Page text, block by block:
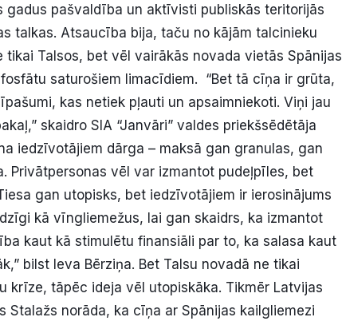
gadus pašvaldība un aktīvisti publiskās teritorijās
talkas. Atsaucība bija, taču no kājām talcinieku
tikai Talsos, bet vēl vairākās novada vietās Spānijas
saturošiem limacīdiem. “Bet tā cīņa ir grūta,
kas netiek pļauti un apsaimniekoti. Viņi jau
skaidro SIA “Janvāri” valdes priekšsēdētāja
iedzīvotājiem dārga – maksā gan granulas, gan
Privātpersonas vēl var izmantot pudeļpīles, bet
gan utopisks, bet iedzīvotājiem ir ierosinājums
kā vīngliemežus, lai gan skaidrs, ka izmantot
kaut kā stimulētu finansiāli par to, ka salasa kaut
bilst Ieva Bērziņa. Bet Talsu novadā ne tikai
krīze, tāpēc ideja vēl utopiskāka. Tikmēr Latvijas
norāda, ka cīņa ar Spānijas kailgliemezi